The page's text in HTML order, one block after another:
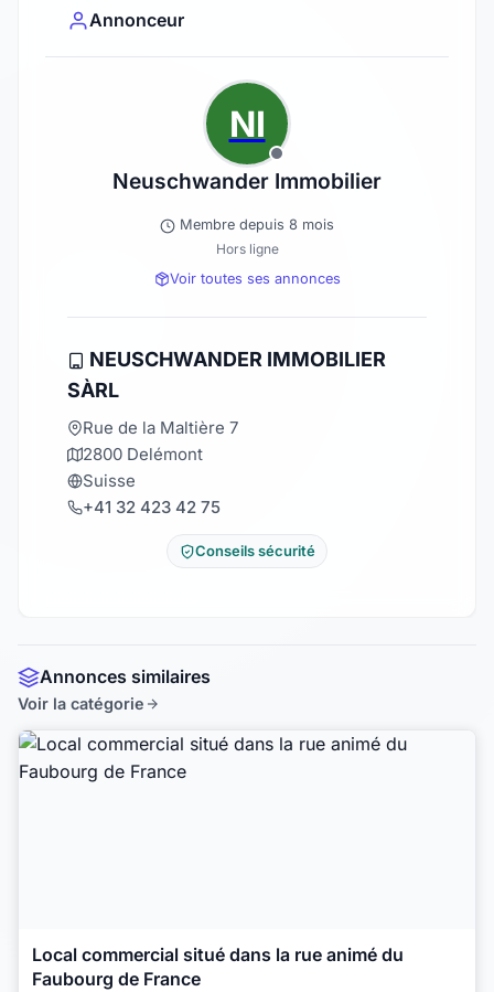
Annonceur
NI
Neuschwander Immobilier
Membre depuis 8 mois
Hors ligne
Voir toutes ses annonces
NEUSCHWANDER IMMOBILIER
SÀRL
Rue de la Maltière 7
2800 Delémont
Suisse
+41 32 423 42 75
Conseils sécurité
Annonces similaires
Voir la catégorie
Local commercial situé dans la rue animé du
Faubourg de France